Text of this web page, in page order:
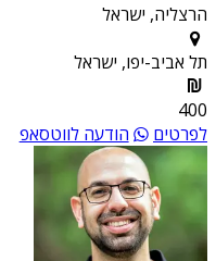
הרצליה, ישראל
תל אביב-יפו, ישראל
400
לפרטים
הודעה לווטסאפ